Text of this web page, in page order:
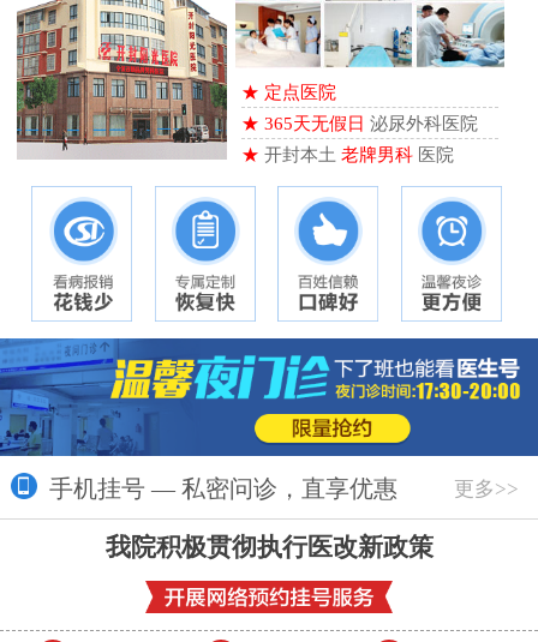
★ 定点医院
★ 365天无假日 泌尿外科医院
★ 开封本土 老牌男科医院
手机挂号 — 私密问诊，直享优惠 更多>>
我院积极贯彻执行医改新政策